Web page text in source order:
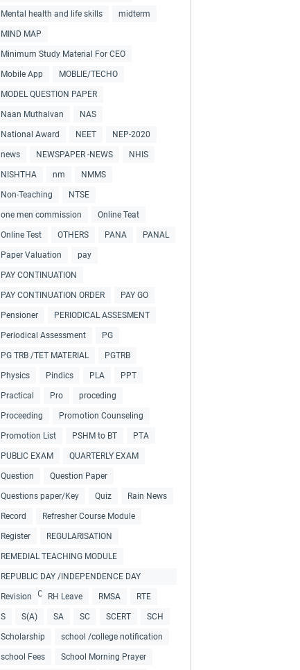
Mental health and life skills midterm
MIND MAP
Minimum Study Material For CEO
Mobile App MOBLIE/TECHO
MODEL QUESTION PAPER
Naan Muthalvan NAS
National Award NEET NEP-2020
news NEWSPAPER -NEWS NHIS
NISHTHA nm NMMS
Non-Teaching NTSE
one men commission Online Teat
Online Test OTHERS PANA PANAL
Paper Valuation pay
PAY CONTINUATION
PAY CONTINUATION ORDER PAY GO
Pensioner PERIODICAL ASSESMENT
Periodical Assessment PG
PG TRB /TET MATERIAL PGTRB
Physics Pindics PLA PPT
Practical Pro proceding
Proceeding Promotion Counseling
Promotion List PSHM to BT PTA
PUBLIC EXAM QUARTERLY EXAM
Question Question Paper
Questions paper/Key Quiz Rain News
Record Refresher Course Module
Register REGULARISATION
REMEDIAL TEACHING MODULE
REPUBLIC DAY /INDEPENDENCE DAY
COLLECTIONS
Revision RH Leave RMSA RTE
S S(A) SA SC SCERT SCH
Scholarship school /college notification
school Fees School Morning Prayer